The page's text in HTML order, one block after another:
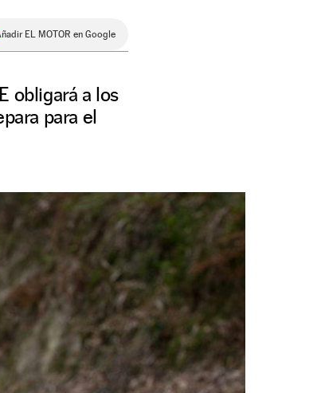
EL MOTOR en Google
obligará a los
para el